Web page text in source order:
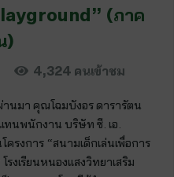
(ภาค
)
4,324 คนเข้าชม
านมา คุณโฉมบังอร ดารารัตน
ทนพนักงาน บริษัท ซี. เอ.
ครงการ “สนามเด็กเล่นเพื่อการ
รงเรียนหนองแสงวิทยาเสริม